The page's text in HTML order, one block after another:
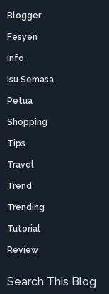
Blogger
Fesyen
Info
Isu Semasa
Petua
Shopping
Tips
Travel
Trend
Trending
Tutorial
Review
Search This Blog